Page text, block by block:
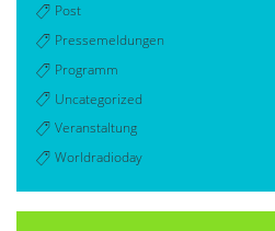
Post
Pressemeldungen
Programm
Uncategorized
Veranstaltung
Worldradioday